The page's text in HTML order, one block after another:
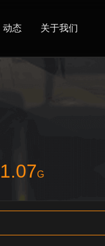
动态 关于我们
1.07G